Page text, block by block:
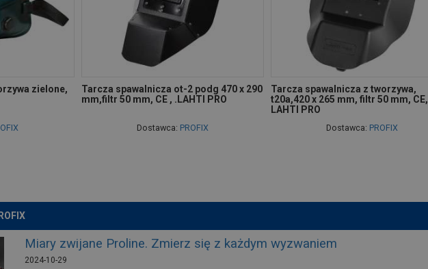
zielone,
Tarcza spawalnicza ot-2 podg 470 x 290
mm,filtr 50 mm, CE , .LAHTI PRO
Dostawca: PROFIX
Tarcza spawalnicza z tworzywa,
t20a,420 x 265 mm, filtr 50 mm, CE,
LAHTI PRO
Dostawca: PROFIX
Miary zwijane Proline. Zmierz się z każdym wyzwaniem
2024-10-29